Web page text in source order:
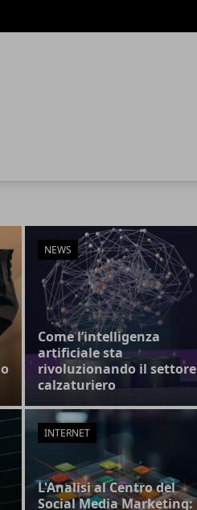
NEWS
Come l’intelligenza
artificiale sta
rivoluzionando il settore
calzaturiero
INTERNET
L'Analisi al Centro del
Social Media Marketing: